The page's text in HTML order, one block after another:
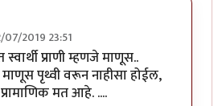
07/2019 23:51
प्राणी म्हणजे माणूस..
पृथ्वी वरून नाहीसा होईल,
मत आहे. ....